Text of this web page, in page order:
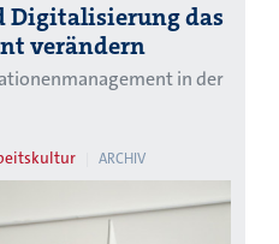
Digitalisierung das
verändern
in der
ARCHIV